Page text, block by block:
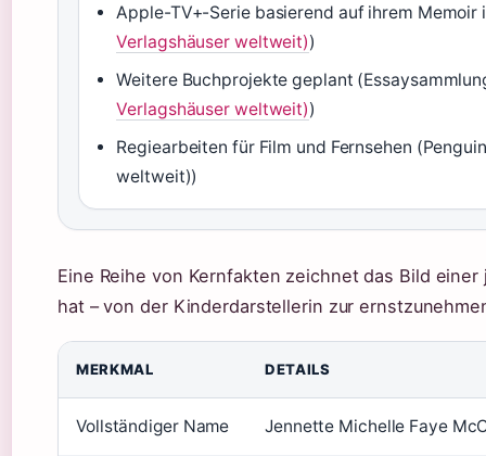
Apple-TV+-Serie basierend auf ihrem Memoir
Verlagshäuser weltweit))
Weitere Buchprojekte geplant
Verlagshäuser weltweit))
Regiearbeiten für Film und Fernsehen
weltweit))
Eine Reihe von Kernfakten zeichnet das Bild
hat – von der Kinderdarstellerin zur
MERKMAL DETAILS
Vollständiger Name Jennette Michelle Faye